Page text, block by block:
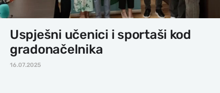
Uspješni učenici i sportaši kod
gradonačelnika
16.07.2025